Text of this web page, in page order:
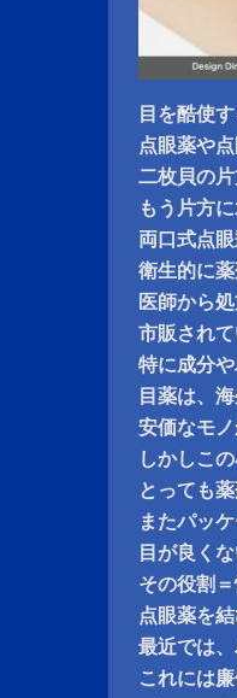
目を酷使
点眼薬や
二枚貝の
もう片方
両口式点
衛生的に
医師から
市販され
特に成分
目薬は、
安価なモ
しかしこ
とっても
またパッ
目が良く
その役割
点眼薬を
最近では
これには